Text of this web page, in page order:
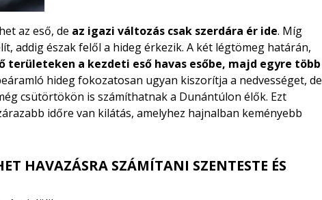
az eső, de az igazi változás csak szerdára ér ide. Míg
addig észak felől a hideg érkezik. A két légtömeg határán,
területeken a kezdeti eső havas esőbe, majd egyre több
hideg fokozatosan ugyan kiszorítja a nedvességet, de
csütörtökön is számíthatnak a Dunántúlon élők. Ezt
időre van kilátás, amelyhez hajnalban keményebb
HAVAZÁSRA SZÁMÍTANI SZENTESTE ÉS